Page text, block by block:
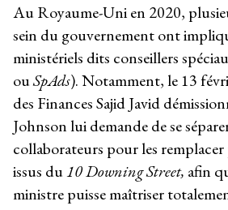
Au Royaume-Uni en 2020,
sein du gouvernement ont
ministériels dits conseillers
ouSpAds). Notamment, le 13
des Finances Sajid Javid
Johnson lui demande de se
collaborateurs pour les remplacer
issus du10 Downing Street, afin
ministre puisse maîtriser